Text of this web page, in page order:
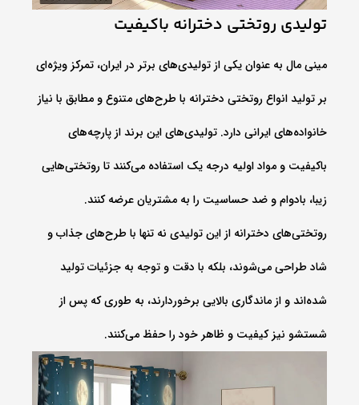
تولیدی روتختی دخترانه باکیفیت
مینی‌ مال به عنوان یکی از تولیدی‌های برتر در ایران، تمرکز ویژه‌ای
بر تولید انواع روتختی دخترانه با طرح‌های متنوع و مطابق با نیاز
خانواده‌های ایرانی دارد. تولیدی‌های این برند از پارچه‌های
باکیفیت و مواد اولیه درجه یک استفاده می‌کنند تا روتختی‌هایی
زیبا، بادوام و ضد حساسیت را به مشتریان عرضه کنند.
روتختی‌های دخترانه از این تولیدی نه تنها با طرح‌های جذاب و
شاد طراحی می‌شوند، بلکه با دقت و توجه به جزئیات تولید
شده‌اند و از ماندگاری بالایی برخوردارند، به طوری که پس از
شستشو نیز کیفیت و ظاهر خود را حفظ می‌کنند.